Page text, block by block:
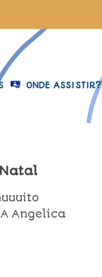
ONDE ASSISTIR?
Angelica